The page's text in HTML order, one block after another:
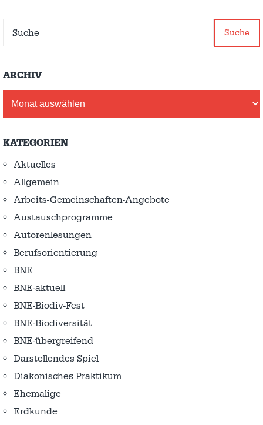
Suche
ARCHIV
KATEGORIEN
Aktuelles
Allgemein
Arbeits-Gemeinschaften-Angebote
Austausch­programme
Autorenlesungen
Berufsorientierung
BNE
BNE-aktuell
BNE-Biodiv-Fest
BNE-Biodiversität
BNE-übergreifend
Darstellendes Spiel
Diakonisches Praktikum
Ehemalige
Erdkunde